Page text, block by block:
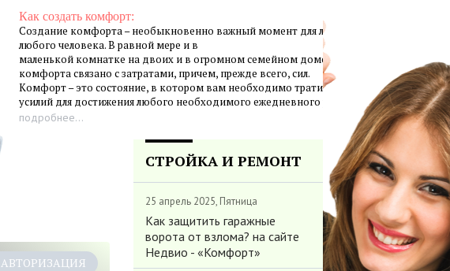
Как создать комфорт:
Создание комфорта – необыкновенно важный момент для личной жизни
любого человека. В равной мере и в
маленькой комнатке на двоих и в огромном семейном доме создание
комфорта связано с затратами, причем, прежде всего, сил.
Комфорт – это состояние, в котором вам необходимо тратить минимум
усилий для достижения любого необходимого ежедневного результата.
подробнее...
АВТОРИЗАЦИЯ
СТРОЙКА И РЕМОНТ
25 апрель 2025, Пятница
Как защитить гаражные
ворота от взлома? на сайте
Недвио - «Комфорт»